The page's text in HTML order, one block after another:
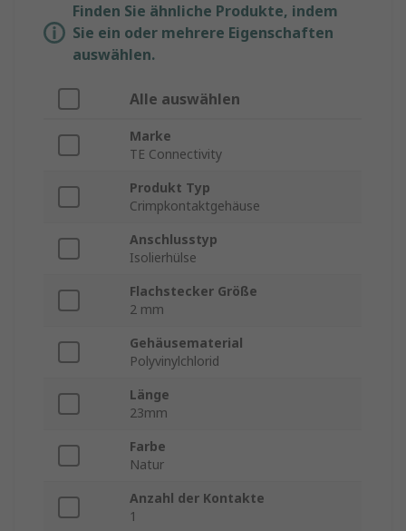
Finden Sie ähnliche Produkte, indem
Sie ein oder mehrere Eigenschaften
auswählen.
Alle auswählen
Marke
TE Connectivity
Produkt Typ
Crimpkontaktgehäuse
Anschlusstyp
Isolierhülse
Flachstecker Größe
2 mm
Gehäusematerial
Polyvinylchlorid
Länge
23mm
Farbe
Natur
Anzahl der Kontakte
1